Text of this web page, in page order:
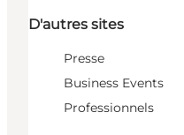
D'autres sites
Presse
Business Events
Professionnels